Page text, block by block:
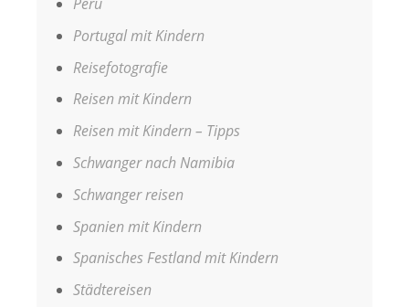
Portugal mit Kindern
Reisefotografie
Reisen mit Kindern
Reisen mit Kindern – Tipps
Schwanger nach Namibia
Schwanger reisen
Spanien mit Kindern
Spanisches Festland mit Kindern
Städtereisen